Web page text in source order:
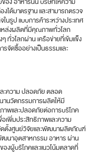
ด้มาตรฐาน และสามารถตรวจ
รูป แบบการค้าระหว่างประเทศ
หล่งผลิตที่มีคุณภาพทั่วโลก
ทั่วโลกผ่าน เครือข่ายที่เข้มแข็ง
จัดซื้ออย่างเป็นธรรมและ
ะความ ปลอดภัย ตลอด
านวัตกรรมการผลิตให้มี
พและปลอดภัยต่อการบริโภค
อเพิ่มประสิทธิภาพและความ
ดตั้งศูนย์วิจัยและพัฒนาผลิตภัณฑ์
ฒนาอุตสาหกรรม อาหาร ผ่าน
งผู้บริโภคและแนวโน้มตลาดที่